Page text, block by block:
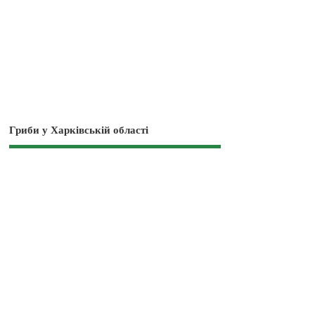
Гриби у Харківській області